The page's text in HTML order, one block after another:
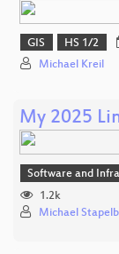
GIS HS 1/2
Michael Kreil
My 2025
Software and
1.2k
Michael